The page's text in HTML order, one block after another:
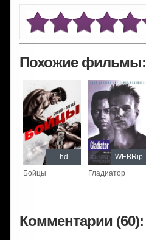
Похожие фильмы:
Бойцы
hd
Гладиатор
WEBRip
Комментарии (60):